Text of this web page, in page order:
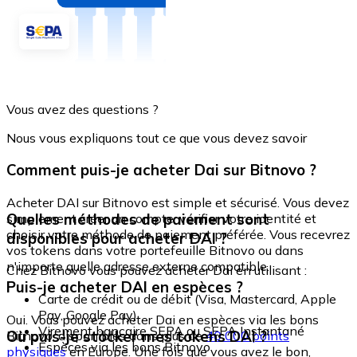
Vous avez des questions ?
Nous vous expliquons tout ce que vous devez savoir
Comment puis-je acheter Dai sur Bitnovo ?
Acheter DAI sur Bitnovo est simple et sécurisé. Vous devez
simplement créer un compte, vérifier votre identité et
choisir votre méthode de paiement préférée. Vous recevrez
vos tokens dans votre portefeuille Bitnovo ou dans
n'importe quelle adresse externe compatible.
Quelles méthodes de paiement sont
disponibles pour acheter DAI ?
Chez Bitnovo vous pouvez acheter Dai en utilisant :
Carte de crédit ou de débit (Visa, Mastercard, Apple
Pay, Google Pay)
Virement bancaire SEPA ou SEPA Instantané
Espèces via les bons Bitnovo
Puis-je acheter DAI en espèces ?
Oui. Vous pouvez acheter Dai en espèces via les bons
Bitnovo, disponibles dans plus de40 000 points
physiquesen Europe. Une fois que vous avez le bon,
Où puis-je stocker mes tokens DAI ?